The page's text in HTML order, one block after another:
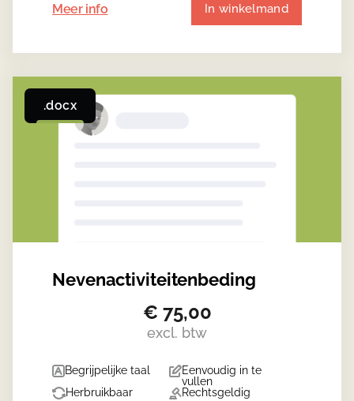
Meer info In winkelmand
.docx
Nevenactiviteitenbeding
€ 75,00
excl. btw
Begrijpelijke taal
Eenvoudig in te
vullen
Herbruikbaar
Rechtsgeldig